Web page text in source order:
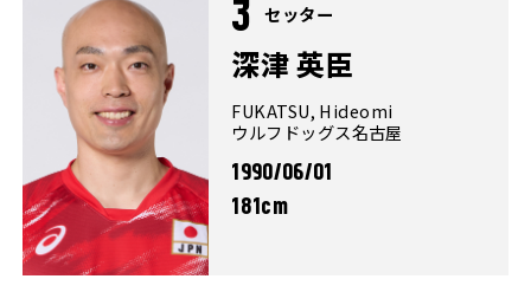
3 セッター
深津 英臣
FUKATSU, Hideomi
ウルフドッグス名古屋
1990/06/01
181cm